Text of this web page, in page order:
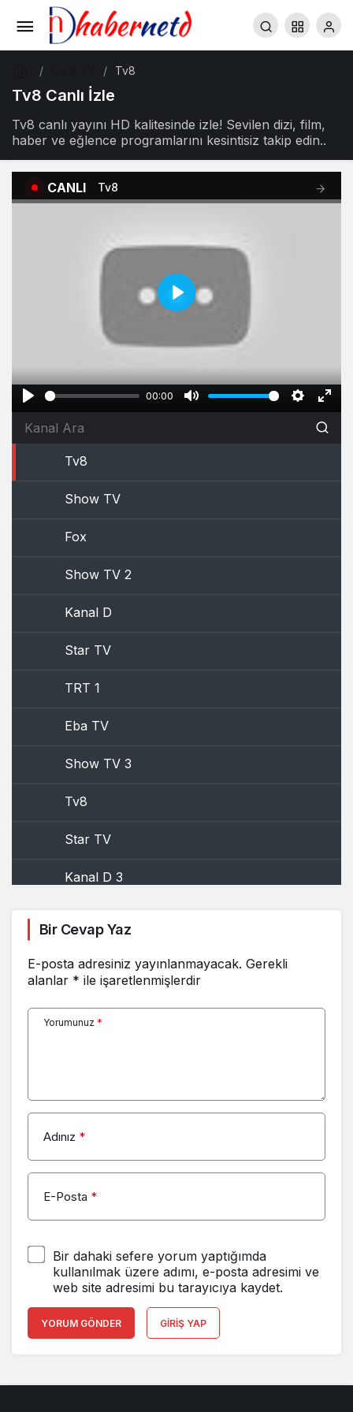
Tv8
Tv8 Canlı İzle
Tv8 canlı yayını HD kalitesinde izle! Sevilen dizi, film,
haber ve eğlence programlarını kesintisiz takip edin..
CANLI Tv8
Play
00:00
Mute Settings
Play
Tv8
Show TV
Fox
Show TV 2
Kanal D
Star TV
TRT 1
Eba TV
Show TV 3
Tv8
Star TV
Kanal D 3
Eba TV 2
Kanal D 2
Kanal 7
Beyaz TV 4
Bir Cevap Yaz
E-posta adresiniz yayınlanmayacak. Gerekli
alanlar * ile işaretlenmişlerdir
Yorumunuz *
Adınız *
E-Posta *
Bir dahaki sefere yorum yaptığımda
kullanılmak üzere adımı, e-posta adresimi ve
web site adresimi bu tarayıcıya kaydet.
YORUM GÖNDER GIRIŞ YAP